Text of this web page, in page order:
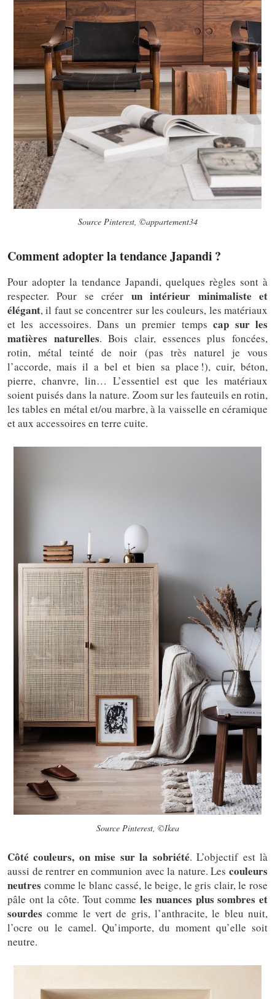
Source Pinterest, ©appartement34
Comment adopter la tendance Japandi ?
Pour adopter la tendance Japandi, quelques règles sont à
respecter. Pour se créer un intérieur minimaliste et
élégant, il faut se concentrer sur les couleurs, les matériaux
et les accessoires. Dans un premier tempscap sur les
matières naturelles. Bois clair, essences plus foncées,
rotin, métal teinté de noir (pas très naturel je vous
l’accorde, mais il a bel et bien sa place !), cuir, béton,
pierre, chanvre, lin… L’essentiel est que les matériaux
soient puisés dans la nature. Zoom sur les fauteuils en rotin,
les tables en métal et/ou marbre, à la vaisselle en céramique
et aux accessoires en terre cuite.
Source Pinterest, ©Ikea
Côté couleurs, on mise sur la sobriété. L’objectif est là
aussi de rentrer en communion avec la nature. Les couleurs
neutres comme le blanc cassé, le beige, le gris clair, le rose
pâle ont la côte. Tout commeles nuances plus sombres et
sourdes comme le vert de gris, l’anthracite, le bleu nuit,
l’ocre ou le camel. Qu’importe, du moment qu’elle soit
neutre.